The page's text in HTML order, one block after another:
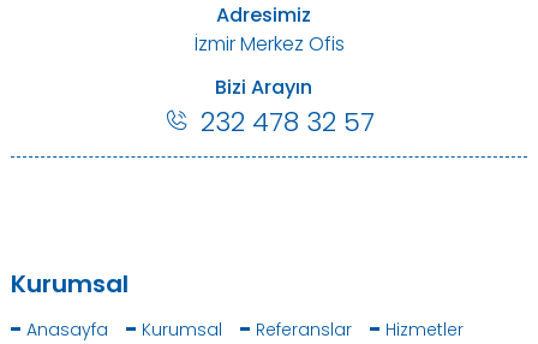
Kurumsal
Anasayfa Kurumsal Referanslar
Hizmetler
Adresimiz
İzmir Merkez Ofis
Bizi Arayın
232 478 32 57